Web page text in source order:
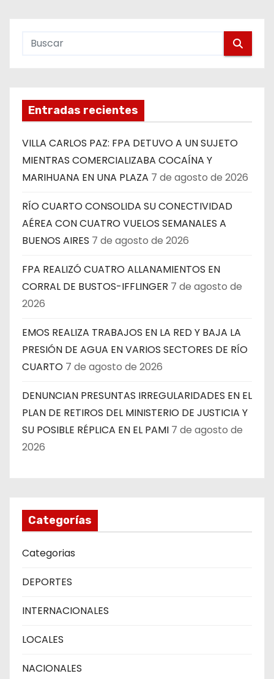
Entradas recientes
VILLA CARLOS PAZ: FPA DETUVO A UN SUJETO
MIENTRAS COMERCIALIZABA COCAÍNA Y
MARIHUANA EN UNA PLAZA 7 de agosto de 2026
RÍO CUARTO CONSOLIDA SU CONECTIVIDAD
AÉREA CON CUATRO VUELOS SEMANALES A
BUENOS AIRES 7 de agosto de 2026
FPA REALIZÓ CUATRO ALLANAMIENTOS EN
CORRAL DE BUSTOS-IFFLINGER 7 de agosto de
2026
EMOS REALIZA TRABAJOS EN LA RED Y BAJA LA
PRESIÓN DE AGUA EN VARIOS SECTORES DE RÍO
CUARTO 7 de agosto de 2026
DENUNCIAN PRESUNTAS IRREGULARIDADES EN EL
PLAN DE RETIROS DEL MINISTERIO DE JUSTICIA Y
SU POSIBLE RÉPLICA EN EL PAMI 7 de agosto de
2026
Categorías
Categorias
DEPORTES
INTERNACIONALES
LOCALES
NACIONALES